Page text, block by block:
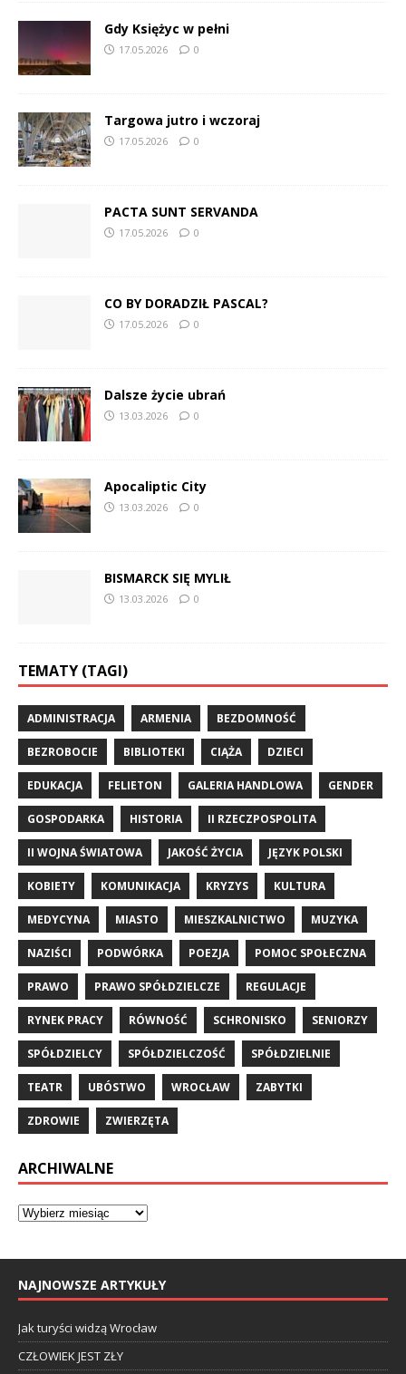
Gdy Księżyc w pełni
17.05.2026 0
Targowa jutro i wczoraj
17.05.2026 0
PACTA SUNT SERVANDA
17.05.2026 0
CO BY DORADZIŁ PASCAL?
17.05.2026 0
Dalsze życie ubrań
13.03.2026 0
Apocaliptic City
13.03.2026 0
BISMARCK SIĘ MYLIŁ
13.03.2026 0
TEMATY (TAGI)
ADMINISTRACJA ARMENIA BEZDOMNOŚĆ
BEZROBOCIE BIBLIOTEKI CIĄŻA DZIECI
EDUKACJA FELIETON GALERIA HANDLOWA GENDER
GOSPODARKA HISTORIA II RZECZPOSPOLITA
II WOJNA ŚWIATOWA JAKOŚĆ ŻYCIA JĘZYK POLSKI
KOBIETY KOMUNIKACJA KRYZYS KULTURA
MEDYCYNA MIASTO MIESZKALNICTWO MUZYKA
NAZIŚCI PODWÓRKA POEZJA POMOC SPOŁECZNA
PRAWO PRAWO SPÓŁDZIELCZE REGULACJE
RYNEK PRACY RÓWNOŚĆ SCHRONISKO SENIORZY
SPÓŁDZIELCY SPÓŁDZIELCZOŚĆ SPÓŁDZIELNIE
TEATR UBÓSTWO WROCŁAW ZABYTKI
ZDROWIE ZWIERZĘTA
ARCHIWALNE
NAJNOWSZE ARTYKUŁY
Jak turyści widzą Wrocław
CZŁOWIEK JEST ZŁY